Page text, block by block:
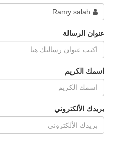
عنوان الرسالة
اسمك الكريم
بريدك الألكتروني